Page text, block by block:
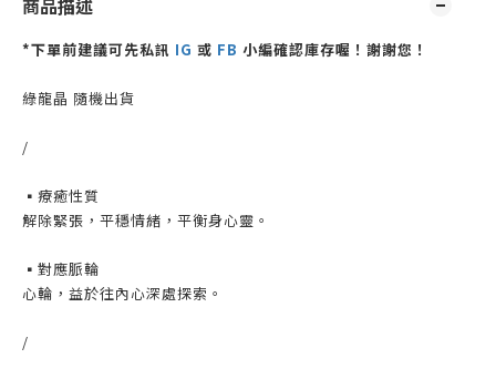
商品描述
*下單前建議可先私訊 IG 或 FB 小編確認庫存喔！謝謝您！
綠龍晶 隨機出貨
/
▪️療癒性質
解除緊張，平穩情緒，平衡身心靈。
▪️對應脈輪
心輪，益於往內心深處探索。
/